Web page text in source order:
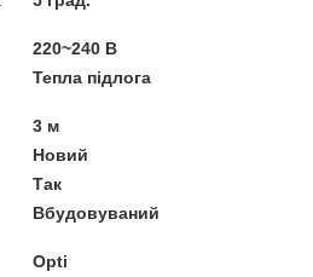
220~240 В
Тепла підлога
3 м
Новий
Так
Вбудовуваний
Opti